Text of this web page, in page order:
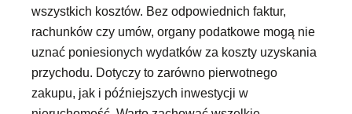
wszystkich kosztów. Bez odpowiednich faktur,
rachunków czy umów, organy podatkowe mogą nie
uznać poniesionych wydatków za koszty uzyskania
przychodu. Dotyczy to zarówno pierwotnego
zakupu, jak i późniejszych inwestycji w